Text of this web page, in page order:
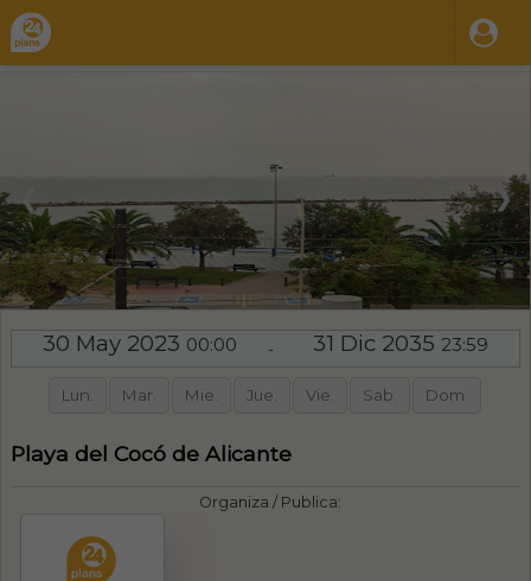
❮ ❯
30 May 2023 00:00 - 31 Dic 2035 23:59
Lun. Mar. Mie. Jue. Vie. Sab. Dom.
Playa del Cocó de Alicante
Organiza / Publica: